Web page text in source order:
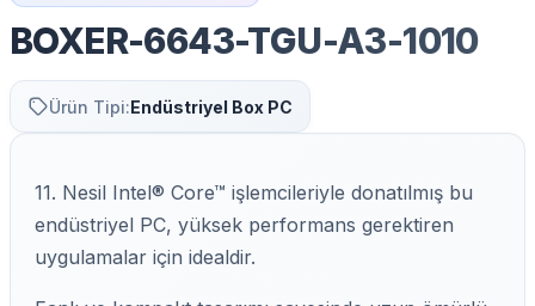
BOXER-6643-TGU-A3-1010
Ürün Tipi:Endüstriyel Box PC
11. Nesil Intel® Core™ işlemcileriyle donatılmış bu
endüstriyel PC, yüksek performans gerektiren
uygulamalar için idealdir.